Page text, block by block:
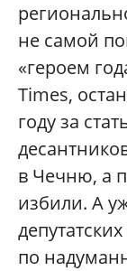
не самой
«героем
Times,
году за
в Чечню, а
избили. А
по